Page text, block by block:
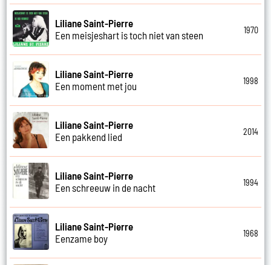
Liliane Saint-Pierre
Een meisjeshart is toch niet van steen
1970
Liliane Saint-Pierre
Een moment met jou
1998
Liliane Saint-Pierre
Een pakkend lied
2014
Liliane Saint-Pierre
Een schreeuw in de nacht
1994
Liliane Saint-Pierre
Eenzame boy
1968